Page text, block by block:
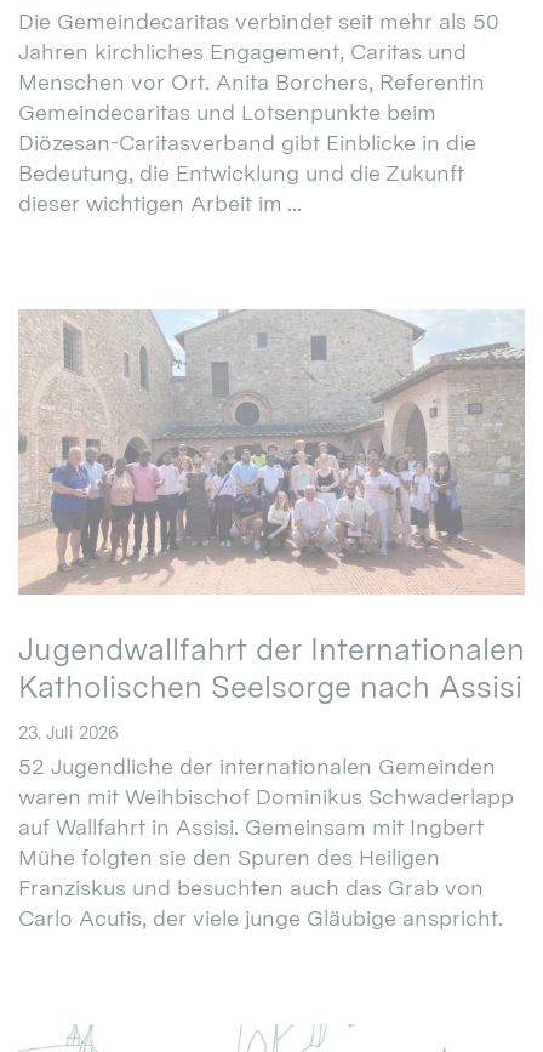
Die Gemeindecaritas verbindet seit mehr als 50
Jahren kirchliches Engagement, Caritas und
Menschen vor Ort. Anita Borchers, Referentin
Gemeindecaritas und Lotsenpunkte beim
Diözesan-Caritasverband gibt Einblicke in die
Bedeutung, die Entwicklung und die Zukunft
dieser wichtigen Arbeit im ...
Jugendwallfahrt der Internationalen
Katholischen Seelsorge nach Assisi
23. Juli 2026
52 Jugendliche der internationalen Gemeinden
waren mit Weihbischof Dominikus Schwaderlapp
auf Wallfahrt in Assisi. Gemeinsam mit Ingbert
Mühe folgten sie den Spuren des Heiligen
Franziskus und besuchten auch das Grab von
Carlo Acutis, der viele junge Gläubige anspricht.